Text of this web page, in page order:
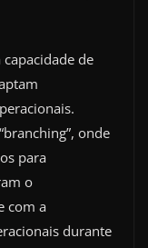
de
onde
para
o
com a
durante